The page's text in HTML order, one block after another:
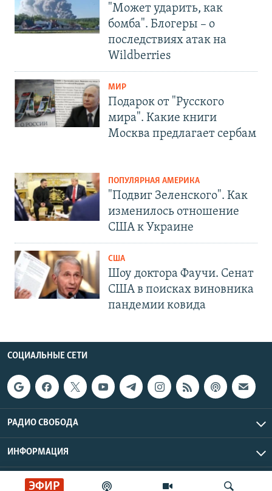
ЭФИР
"Может ударить, как
бомба". Блогеры – о
последствиях атак на
Wildberries
МИР
Подарок от "Русского
мира". Какие книги
Москва предлагает сербам
ПОПУЛЯРНАЯ АМЕРИКА
"Подвиг Зеленского". Как
изменилось отношение
США к Украине
США
Шоу доктора Фаучи. Сенат
США в поисках виновника
пандемии ковида
СОЦИАЛЬНЫЕ СЕТИ
РАДИО СВОБОДА
ИНФОРМАЦИЯ
Радио Свобода © 2026 RFE/RL, Inc. | Все права защищены.